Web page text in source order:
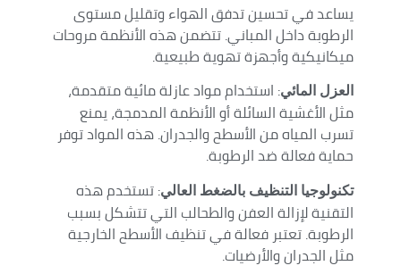
يساعد في تحسين تدفق الهواء وتقليل مستوى
الرطوبة داخل المباني. تتضمن هذه الأنظمة مروحات
ميكانيكية وأجهزة تهوية طبيعية.
العزل المائي: استخدام مواد عازلة مائية متقدمة،
مثل الأغشية السائلة أو الأنظمة المدمجة، يمنع
تسرب المياه من الأسطح والجدران. هذه المواد توفر
حماية فعالة ضد الرطوبة.
تكنولوجيا التنظيف بالضغط العالي: تستخدم هذه
التقنية لإزالة العفن والطحالب التي تتشكل بسبب
الرطوبة. تعتبر فعالة في تنظيف الأسطح الخارجية
مثل الجدران والأرضيات.